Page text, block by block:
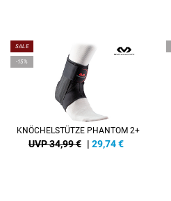
SALE
-15%
KNÖCHELSTÜTZE PHANTOM 2+
UVP 34,99 € | 29,74€